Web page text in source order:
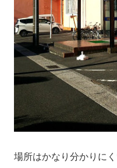
場所はかなり分かりに